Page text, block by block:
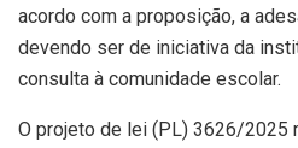
acordo com a proposição, a
devendo ser de iniciativa da
consulta à comunidade escolar.
O projeto de lei (PL) 3626/2025